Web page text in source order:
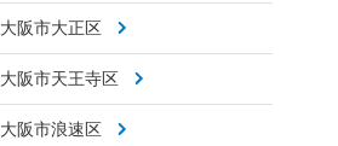
大阪市大正区
大阪市天王寺区
大阪市浪速区